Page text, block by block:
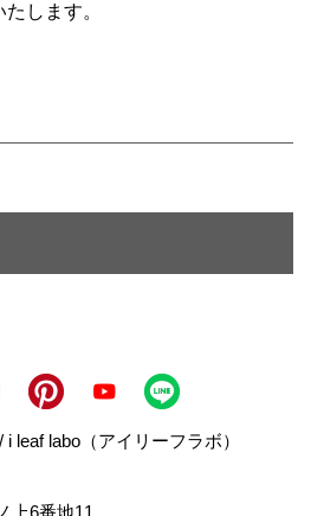
します。
leaf labo（アイリーフラボ）